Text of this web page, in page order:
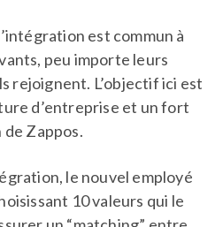
est commun à
peu importe leurs
rejoignent. L’objectif ici est
d’entreprise et un fort
de Zappos.
le nouvel employé
10 valeurs qui le